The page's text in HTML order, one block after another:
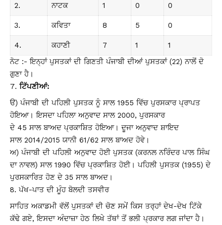
2. ਨਾਟਕ 1 0 0
3. ਕਵਿਤਾ 8 5 0
4. ਕਹਾਣੀ 7 1
1
ਨੋਟ :- ਇਨ੍ਹਾਂ ਪੁਸਤਕਾਂ ਦੀ ਗਿਣਤੀ ਪੰਜਾਬੀ ਦੀਆਂ ਪੁਸਤਕਾਂ (22) ਨਾਲੋਂ ਦੋ
ਗੁਣਾ ਹੈ।
ਟਿੱਪਣੀਆਂ:
ੳ) ਪੰਜਾਬੀ ਦੀ ਪਹਿਲੀ ਪੁਸਤਕ ਨੂੰ ਸਾਲ 1955 ਵਿੱਚ ਪੁਰਸਕਾਰ ਪ੍ਰਾਪਤ
ਹੋਇਆ। ਇਸਦਾ ਪਹਿਲਾ ਅਨੁਵਾਦ ਸਾਲ 2000, ਪੁਰਸਕਾਰ
ਦੇ 45 ਸਾਲ ਬਾਅਦ ਪ੍ਰਕਾਸ਼ਿਤ ਹੋਇਆ। ਦੂਜਾ ਅਨੁਵਾਦ ਸ਼ਾਇਦ
ਸਾਲ 2014/2015 ਯਾਨੀ 61/62 ਸਾਲ ਬਾਅਦ ਹੋਵੇ।
ਅ) ਪੰਜਾਬੀ ਦੀ ਪਹਿਲੀ ਅਨੁਵਾਦ ਹੋਈ ਪੁਸਤਕ (ਕਰਨਲ ਨਰਿੰਦਰ ਪਾਲ ਸਿੰਘ
ਦਾ ਨਾਵਲ) ਸਾਲ 1990 ਵਿੱਚ ਪ੍ਰਕਾਸ਼ਿਤ ਹੋਈ। ਪਹਿਲੀ ਪੁਸਤਕ (1955) ਦੇ
ਪੁਰਸਕਾਰਿਤ ਹੋਣ ਦੇ 35 ਸਾਲ ਬਾਅਦ।
ਪੱਖ-ਪਾਤ ਦੀ ਮੂੰਹ ਬੋਲਦੀ ਤਸਵੀਰ
ਸਾਹਿਤ ਅਕਾਡਮੀ ਵੱਲੋਂ ਪੁਸਤਕਾਂ ਦੀ ਚੋਣ ਸਮੇਂ ਕਿਸ ਤਰ੍ਹਾਂ ਦੇਖ-ਦੇਖ ਟਿੱਕੇ
ਕੱਢੇ ਗਏ, ਇਸਦਾ ਅੰਦਾਜ਼ਾ ਹੇਠ ਲਿਖੇ ਤੱਥਾਂ ਤੋਂ ਭਲੀ ਪ੍ਰਕਾਰ ਲਗ ਜਾਂਦਾ ਹੈ।